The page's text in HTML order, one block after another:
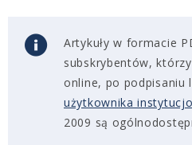
Artykuły w formacie
subskrybentów,
online, po podpisaniu
użytkownika
2009 są